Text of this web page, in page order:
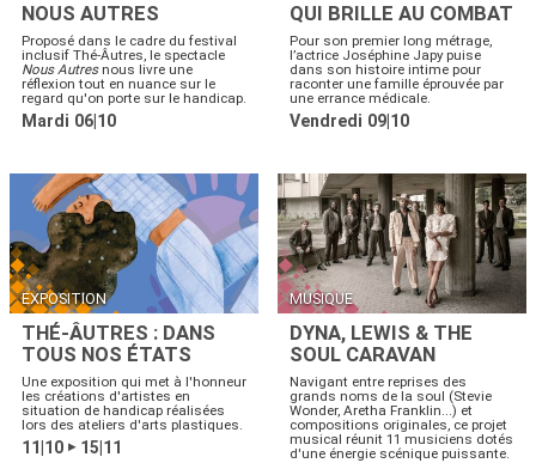
NOUS AUTRES
Proposé dans le cadre du festival
inclusif Thé-Âutres, le spectacle
Nous Autresnous livre une
réflexion tout en nuance sur le
regard qu'on porte sur le handicap.
Mardi 06|10
QUI BRILLE AU COMBAT
Pour son premier long métrage,
l’actrice Joséphine Japy puise
dans son histoire intime pour
raconter une famille éprouvée par
une errance médicale.
Vendredi 09|10
EXPOSITION
THÉ-ÂUTRES : DANS
TOUS NOS ÉTATS
Une exposition qui met à l'honneur
les créations d'artistes en
situation de handicap réalisées
lors des ateliers d'arts plastiques.
11|10 ▶15|11
MUSIQUE
DYNA, LEWIS & THE
SOUL CARAVAN
Navigant entre reprises des
grands noms de la soul (Stevie
Wonder, Aretha Franklin...) et
compositions originales, ce projet
musical réunit 11 musiciens dotés
d'une énergie scénique puissante.